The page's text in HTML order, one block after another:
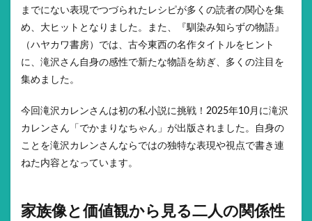
までにない表現でつづられたレシピが多くの読者の関心を集
め、大ヒットとなりました。また、『馴染み知らずの物語』
（ハヤカワ書房）では、古今東西の名作タイトルをヒント
に、滝沢さん自身の感性で新たな物語を紡ぎ、多くの注目を
集めました。
今回滝沢カレンさんは初の私小説に挑戦！2025年10月に滝沢
カレンさん「でかまりなちゃん」が出版されました。自身の
ことを滝沢カレンさんならではの独特な表現や視点で書き連
ねた内容となっています。
家族像と価値観から見る二人の関係性